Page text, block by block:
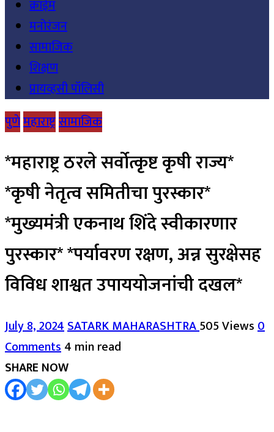
क्राईम
मनोरंजन
सामाजिक
शिक्षण
प्रायव्हसी पॉलिसी
पुणेमहाराष्ट्रसामाजिक
*महाराष्ट्र ठरले सर्वोत्कृष्ट कृषी राज्य*
*कृषी नेतृत्व समितीचा पुरस्कार*
*मुख्यमंत्री एकनाथ शिंदे स्वीकारणार
पुरस्कार* *पर्यावरण रक्षण, अन्न सुरक्षेसह
विविध शाश्वत उपाययोजनांची दखल*
July 8, 2024SATARK MAHARASHTRA505 Views0
Comments4 min read
SHARE NOW